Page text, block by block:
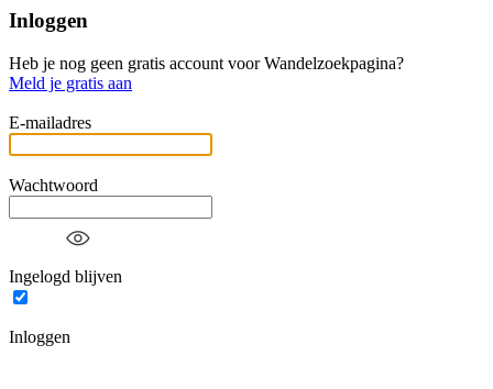
Inloggen
Heb je nog geen gratis account voor Wandelzoekpagina?
Meld je gratis aan
E-mailadres
Wachtwoord
Ingelogd blijven
Inloggen